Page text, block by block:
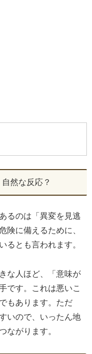
然な反応？
るのは「異変を見逃
険に備えるために、
るとも言われます。
な人ほど、「意味が
です。これは悪いこ
もあります。ただ
いので、いったん地
ながります。